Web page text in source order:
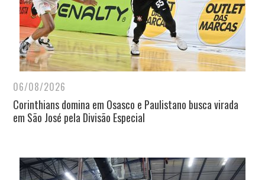
06/08/2026
Corinthians domina em Osasco e Paulistano busca virada
em São José pela Divisão Especial